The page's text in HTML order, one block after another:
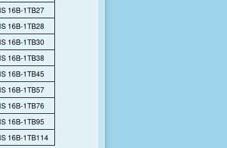
16B-1TB27
16B-1TB28
16B-1TB30
16B-1TB38
16B-1TB45
16B-1TB57
16B-1TB76
16B-1TB95
16B-1TB114